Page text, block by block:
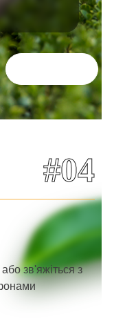
#04
зв'яжіться з